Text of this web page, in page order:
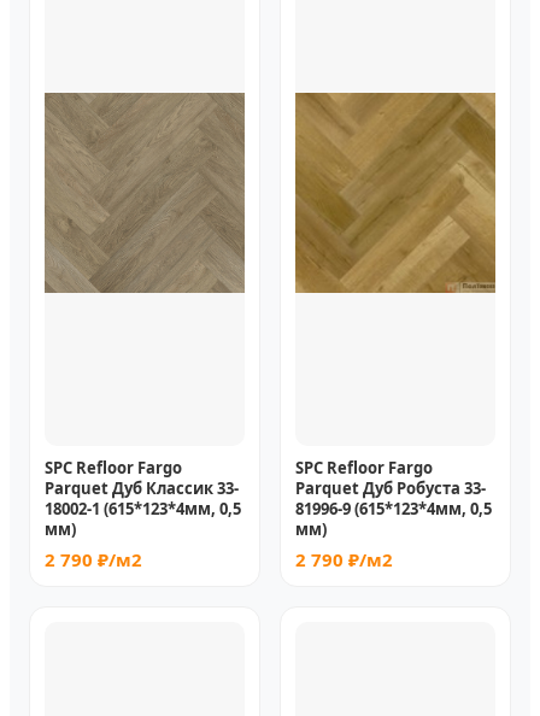
SPC Refloor Fargo
Parquet Дуб Классик 33-
18002-1 (615*123*4мм, 0,5
мм)
2 790 ₽/м2
SPC Refloor Fargo
Parquet Дуб Робуста 33-
81996-9 (615*123*4мм, 0,5
мм)
2 790 ₽/м2